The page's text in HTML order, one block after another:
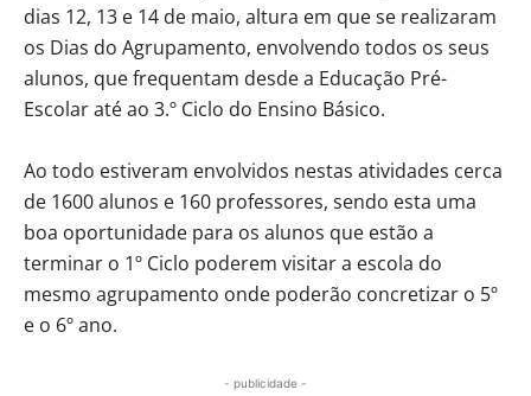
dias 12, 13 e 14 de maio, altura em que se realizaram
os Dias do Agrupamento, envolvendo todos os seus
alunos, que frequentam desde a Educação Pré-
Escolar até ao 3.º Ciclo do Ensino Básico.
Ao todo estiveram envolvidos nestas atividades cerca
de 1600 alunos e 160 professores, sendo esta uma
boa oportunidade para os alunos que estão a
terminar o 1º Ciclo poderem visitar a escola do
mesmo agrupamento onde poderão concretizar o 5º
e o 6º ano.
- publicidade -